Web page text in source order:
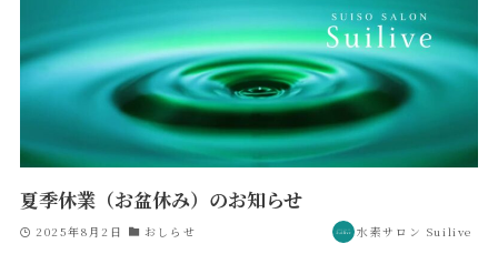
夏季休業（お盆休み）のお知らせ
2025年8月2日 おしらせ 水素サロン Suilive